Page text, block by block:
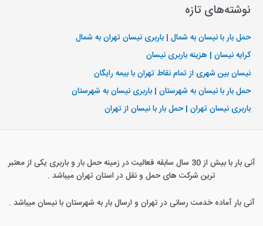
نوشته‌های تازه
حمل بار با نیسان به شمال | باربری نیسان تهران به شمال
کرایه نیسان | هزینه باربری نیسان
نیسان بین شهری از تمام نقاط تهران با بیمه رایگان
حمل بار با نیسان به شهرستان | باربری نیسان به شهرستان
باربری نیسان تهران | حمل بار با نیسان از تهران
آنی بار با بیش از 30 سال سابقه فعالیت در زمینه حمل بار و باربری یکی از معتبر
ترین شرکت های حمل و نقل در استان تهران میباشد .
آنی بار آماده خدمت رسانی در تهران و ارسال بار به شهرستان با نیسان میباشد .